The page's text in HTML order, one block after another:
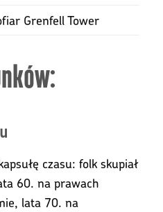
Grenfell Tower
czasu: folk skupiał
60. na prawach
lata 70. na